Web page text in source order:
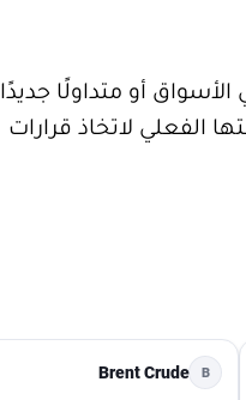
أو متداولًا جديدًا
الفعلي لاتخاذ قرارات
B
Brent Crude